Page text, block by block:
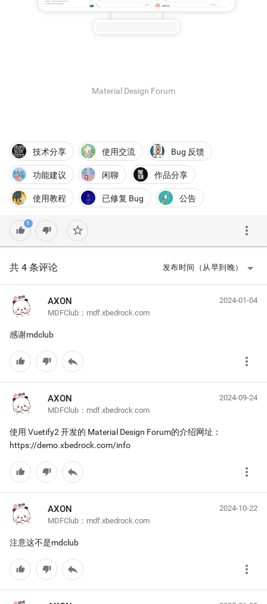
Material Design Forum
技术分享 使用交流 Bug 反馈
功能建议 闲聊 作品分享
使用教程 已修复 Bug 公告
1
thumb_up thumb_down star_border more_vert
共 4 条评论 发布时间（从早到晚） arrow_drop_down
AXON
MDFClub：mdf.xbedrock.com
2024-01-04
感谢mdclub
thumb_up thumb_down reply more_vert
AXON
MDFClub：mdf.xbedrock.com
2024-09-24
使用 Vuetify2 开发的 Material Design Forum的介绍网址：
https://demo.xbedrock.com/info
thumb_up thumb_down reply more_vert
AXON
MDFClub：mdf.xbedrock.com
2024-10-22
注意这不是mdclub
thumb_up thumb_down reply more_vert